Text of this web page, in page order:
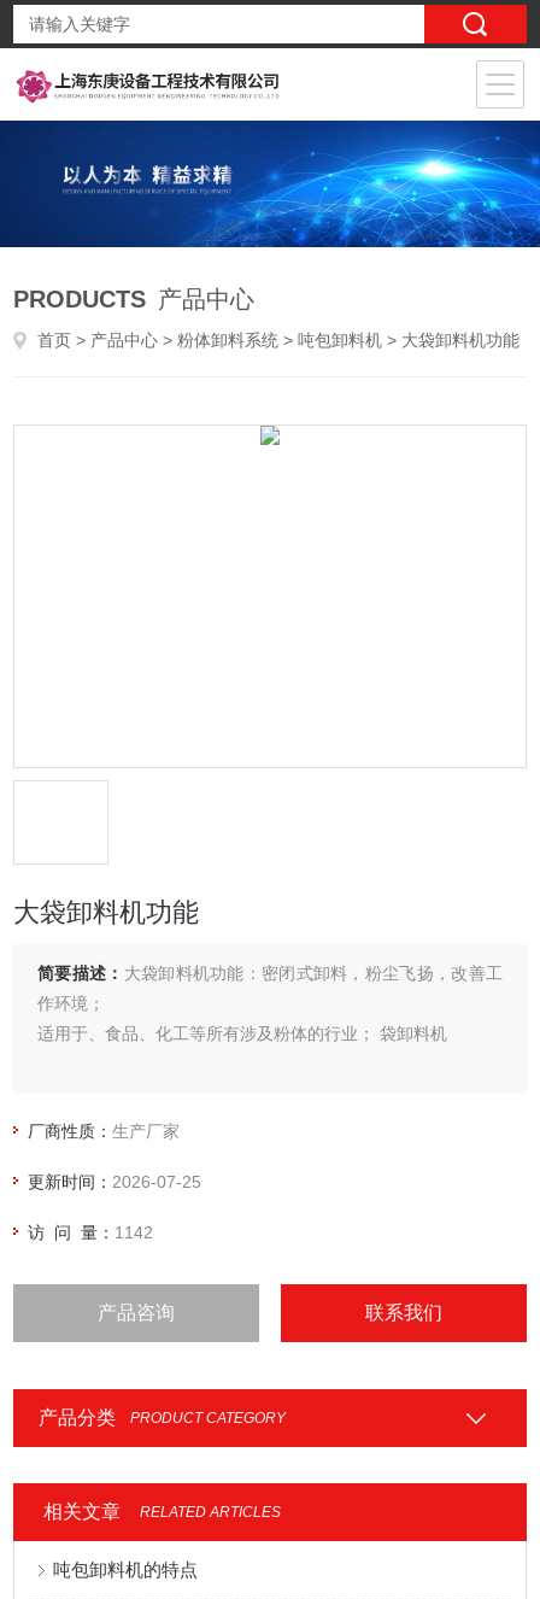
PRODUCTS 产品中心
首页 > 产品中心 >粉体卸料系统 >吨包卸料机 > 大袋卸料机功能
大袋卸料机功能
简要描述： 大袋卸料机功能：密闭式卸料，粉尘飞扬，改善工
作环境；
适用于、食品、化工等所有涉及粉体的行业； 袋卸料机
厂商性质：生产厂家
更新时间： 2026-07-25
访 问 量： 1142
产品咨询 联系我们
产品分类 PRODUCT CATEGORY
相关文章 RELATED ARTICLES
吨包卸料机的特点